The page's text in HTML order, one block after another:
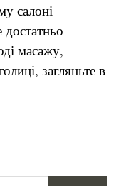
салоні
масажу,
загляньте в